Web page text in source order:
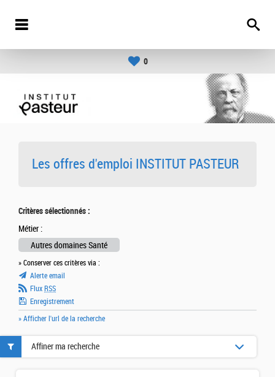
0
Les offres d'emploi INSTITUT PASTEUR
Critères sélectionnés :
Métier :
Autres domaines Santé
» Conserver ces critères via :
Alerte email
Flux RSS
Enregistrement
» Afficher l'url de la recherche
Affiner ma recherche